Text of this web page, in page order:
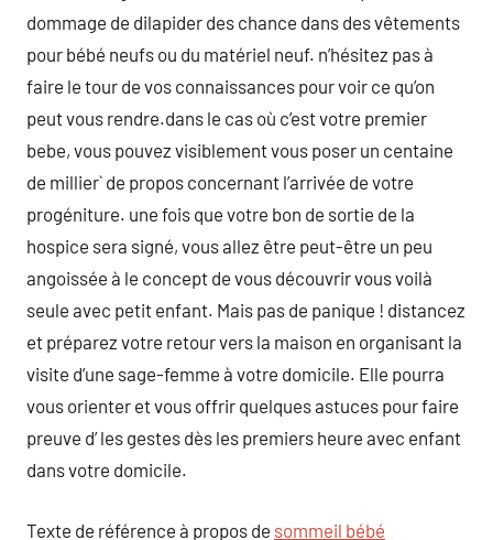
dommage de dilapider des chance dans des vêtements
pour bébé neufs ou du matériel neuf. n’hésitez pas à
faire le tour de vos connaissances pour voir ce qu’on
peut vous rendre.dans le cas où c’est votre premier
bebe, vous pouvez visiblement vous poser un centaine
de millier` de propos concernant l’arrivée de votre
progéniture. une fois que votre bon de sortie de la
hospice sera signé, vous allez être peut-être un peu
angoissée à le concept de vous découvrir vous voilà
seule avec petit enfant. Mais pas de panique ! distancez
et préparez votre retour vers la maison en organisant la
visite d’une sage-femme à votre domicile. Elle pourra
vous orienter et vous offrir quelques astuces pour faire
preuve d’ les gestes dès les premiers heure avec enfant
dans votre domicile.
Texte de référence à propos de sommeil bébé